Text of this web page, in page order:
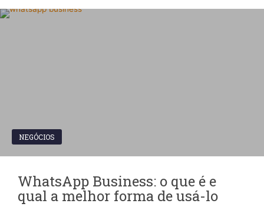
NEGÓCIOS
WhatsApp Business: o que é e
qual a melhor forma de usá-lo